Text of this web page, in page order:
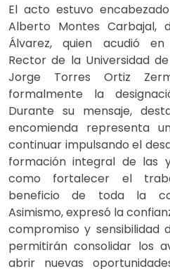
El acto estuvo
Alberto Montes Carbajal,
Álvarez, quien acudió
Rector de la Universidad
Jorge Torres Ortiz
formalmente la
Durante su mensaje,
encomienda representa
continuar impulsando el
formación integral de las
como fortalecer el
beneficio de toda la
Asimismo, expresó la
compromiso y sensibilidad
permitirán consolidar los
abrir nuevas